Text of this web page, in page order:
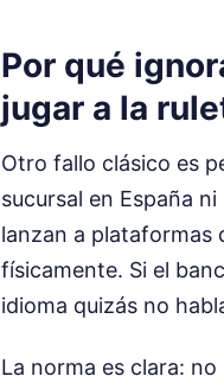
Por qué
jugar a la
Otro fallo clásico es
sucursal en España
lanzan a plataformas
físicamente. Si el
idioma quizás no
La norma es clara: